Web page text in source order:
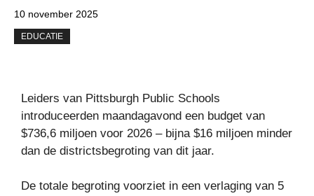
10 november 2025
EDUCATIE
Leiders van Pittsburgh Public Schools
introduceerden maandagavond een budget van
$736,6 miljoen voor 2026 – bijna $16 miljoen minder
dan de districtsbegroting van dit jaar.
De totale begroting voorziet in een verlaging van 5